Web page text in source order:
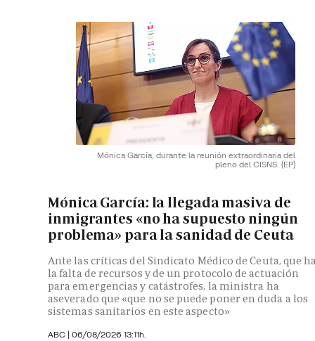
Mónica García, durante la reunión extraordinaria del
pleno del CISNS. (EP)
Mónica García: la llegada masiva de
inmigrantes «no ha supuesto ningún
problema» para la sanidad de Ceuta
Ante las críticas del Sindicato Médico de Ceuta, que
la falta de recursos y de un protocolo de actuación
para emergencias y catástrofes, la ministra ha
aseverado que «que no se puede poner en duda a los
sistemas sanitarios en este aspecto»
ABC | 06/08/2026 13:11h.